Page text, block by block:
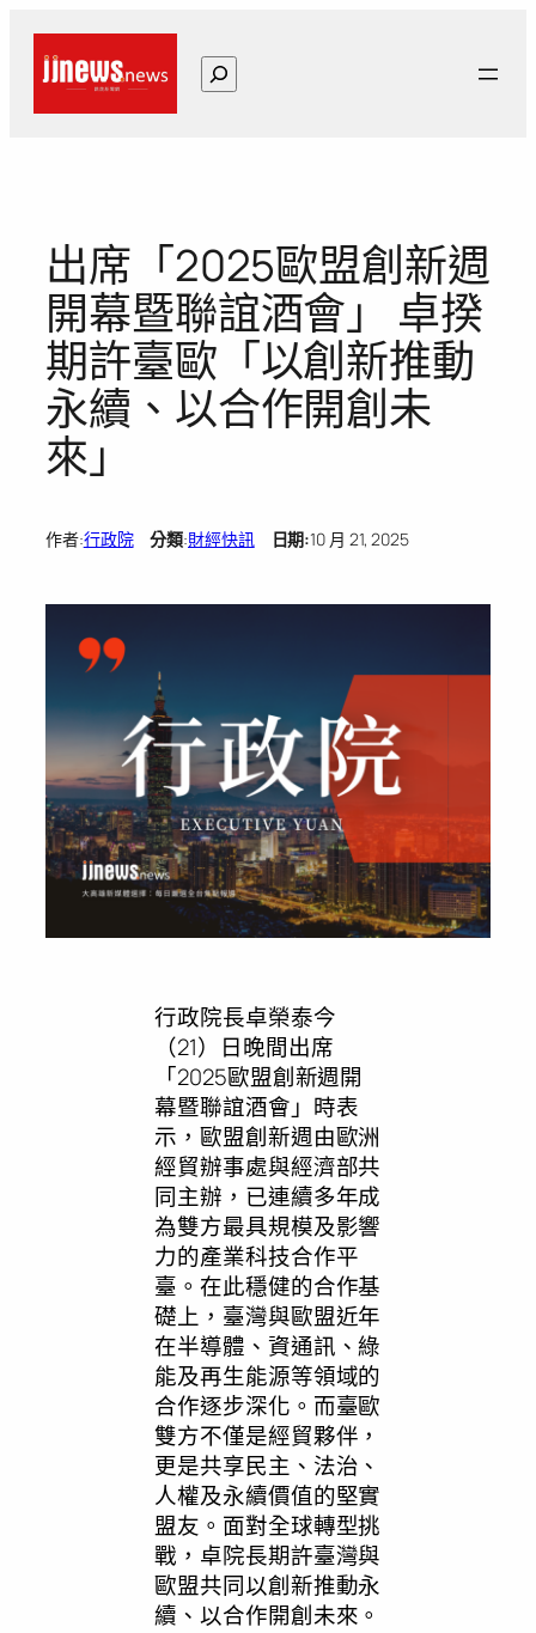
搜
尋
出席「2025歐盟創新週
開幕暨聯誼酒會」 卓揆
期許臺歐「以創新推動
永續、以合作開創未
來」
作者:行政院 分類:財經快訊 日期:10 月 21, 2025
行政院長卓榮泰今
（21）日晚間出席
「2025歐盟創新週開
幕暨聯誼酒會」時表
示，歐盟創新週由歐洲
經貿辦事處與經濟部共
同主辦，已連續多年成
為雙方最具規模及影響
力的產業科技合作平
臺。在此穩健的合作基
礎上，臺灣與歐盟近年
在半導體、資通訊、綠
能及再生能源等領域的
合作逐步深化。而臺歐
雙方不僅是經貿夥伴，
更是共享民主、法治、
人權及永續價值的堅實
盟友。面對全球轉型挑
戰，卓院長期許臺灣與
歐盟共同以創新推動永
續、以合作開創未來。